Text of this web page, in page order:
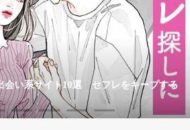
会い系サイト10選 セフレをキープする